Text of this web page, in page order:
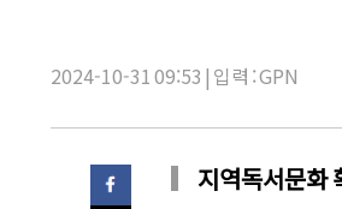
2024-10-31 09:53 | 입력 : GPN
지역독서문화